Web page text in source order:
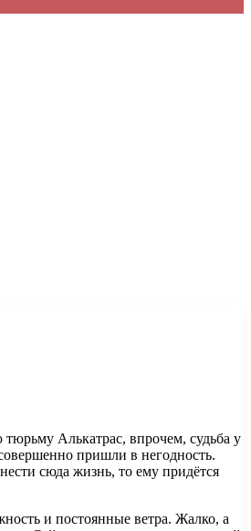
Алькатрас, впрочем, судьба у
пришли в негодность.
сюда жизнь, то ему придётся
и постоянные ветра. Жалко, а